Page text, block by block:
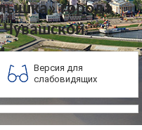
города
Версия для
слабовидящих